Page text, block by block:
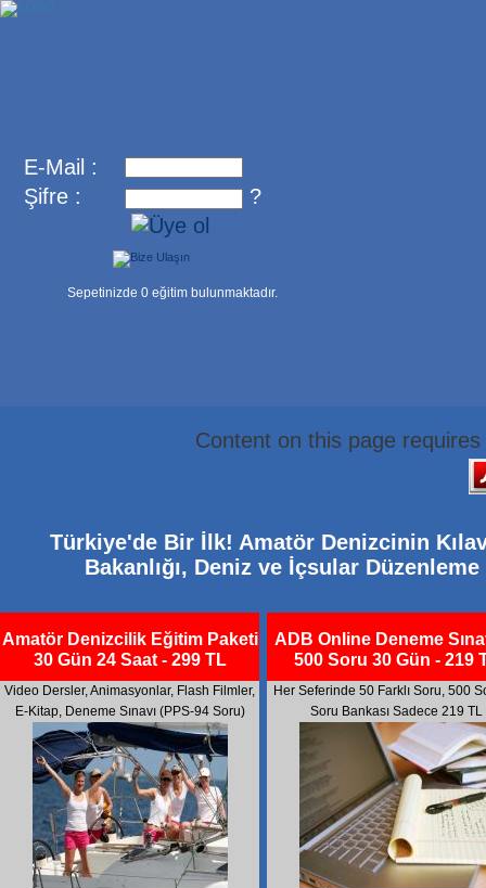
E-Mail :
Şifre :
?
Sepetinizde 0 eğitim bulunmaktadır.
Content on this page
Türkiye'de Bir İlk! Amatör Denizcinin
Bakanlığı, Deniz ve İçsular
Amatör Denizcilik Eğitim Paketi
30 Gün 24 Saat - 299 TL
Video Dersler, Animasyonlar, Flash Filmler,
E-Kitap, Deneme Sınavı (PPS-94 Soru)
ADB Online Deneme
500 Soru 30 Gün - 219
Her Seferinde 50 Farklı Soru, 500
Soru Bankası Sadece 219 TL